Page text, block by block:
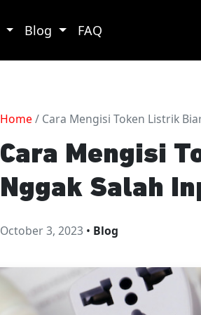
Blog FAQ
Home / Cara Mengisi Token Listrik
Cara Mengisi
Nggak Salah
October 3, 2023 • Blog